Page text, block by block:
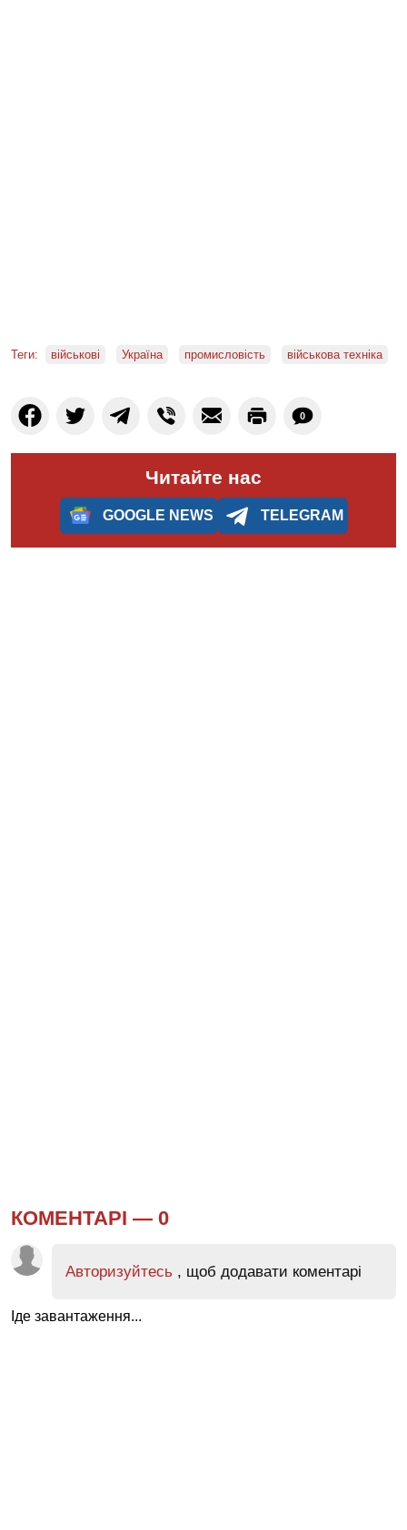
Теги: військові Україна промисловість військова техніка
0
Читайте нас
GOOGLE NEWS TELEGRAM
КОМЕНТАРІ — 0
Авторизуйтесь , щоб додавати коментарі
Іде завантаження...